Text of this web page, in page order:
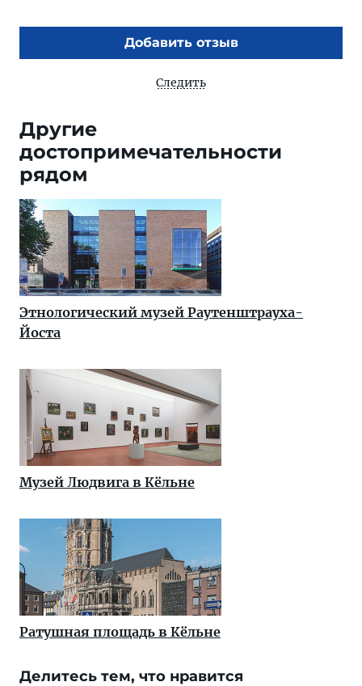
Добавить отзыв
Следить
Другие
достопримечательности
рядом
Этнологический музей Раутенштрауха-
Йоста
Музей Людвига в Кёльне
Ратушная площадь в Кёльне
Делитесь тем, что нравится